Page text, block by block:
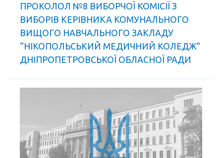
ПРОКОЛОЛ №8 ВИБОРЧОЇ КОМІСІЇ З
ВИБОРІВ КЕРІВНИКА КОМУНАЛЬНОГО
ВИЩОГО НАВЧАЛЬНОГО ЗАКЛАДУ
“НІКОПОЛЬСЬКИЙ МЕДИЧНИЙ КОЛЕДЖ”
ДНІПРОПЕТРОВСЬКОЇ ОБЛАСНОЇ РАДИ